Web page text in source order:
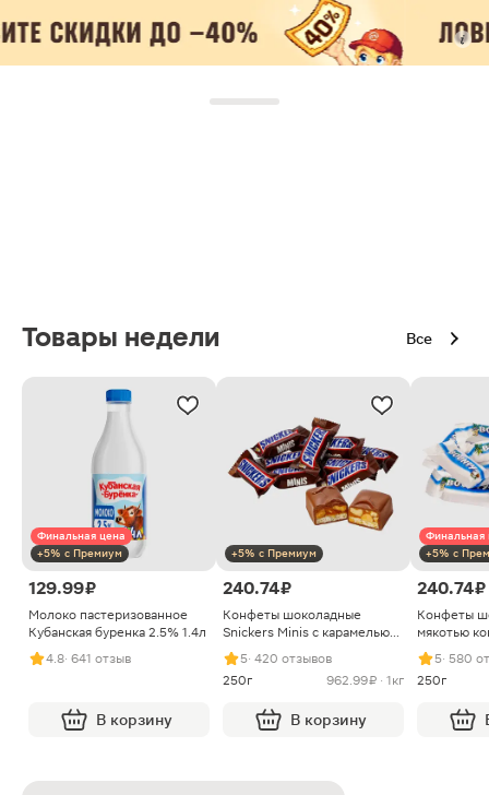
Товары недели Все
Финальная цена
+5% с Премиум
129.99 ₽
Молоко пастеризованное
Кубанская буренка 2.5% 1.4л
4.8· 641 отзыв
В корзину
+5% с Премиум
240.74 ₽
Конфеты шоколадные
Snickers Minis с карамелью
арахисом и нугой
5· 420 отзывов
250г
962.99 ₽ · 1кг
В корзину
Финальная
+5% с
240.74 ₽
Конфеты
мякотью
5· 580
250г